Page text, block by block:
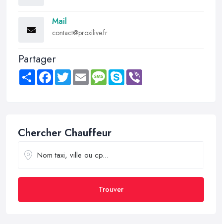
Mail
contact@proxilive.fr
Partager
Share FacebookTwitter Email MessageSkype
Chercher Chauffeur
Trouver